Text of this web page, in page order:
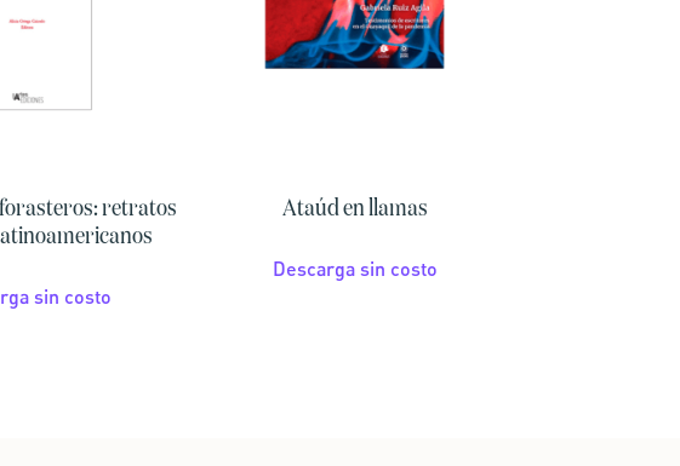
retratos
sin costo
Ataúd en llamas
Descarga sin costo